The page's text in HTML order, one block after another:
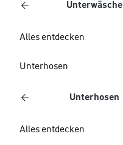
Unterwäsche
Alles entdecken
Unterhosen
Unterhosen
Alles entdecken